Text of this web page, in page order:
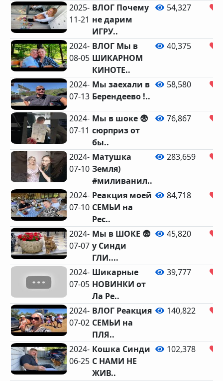
2025-
11-21
ВЛОГ Почему
не дарим
ИГРУ..
54,327
2024-
08-05
ВЛОГ Мы в
ШИКАРНОМ
КИНОТЕ..
40,375
2024-
07-13
Мы заехали в
Берендеево !..
58,580
2024-
07-11
Мы в шоке 😨
сюрприз от
бы..
76,867
2024-
07-10
Матушка
Земля)
#миливанил..
283,659
2024-
07-10
Реакция моей
СЕМЬИ на
Рес..
84,718
2024-
07-07
Мы в ШОКЕ 😨
у Синди
ГЛИ....
45,820
2024-
07-05
Шикарные
НОВИНКИ от
Ла Ре..
39,777
2024-
07-02
ВЛОГ Реакция
СЕМЬИ на
ПЛЯ..
140,822
2024-
06-25
Кошка Синди
С НАМИ НЕ
ЖИВ..
102,378